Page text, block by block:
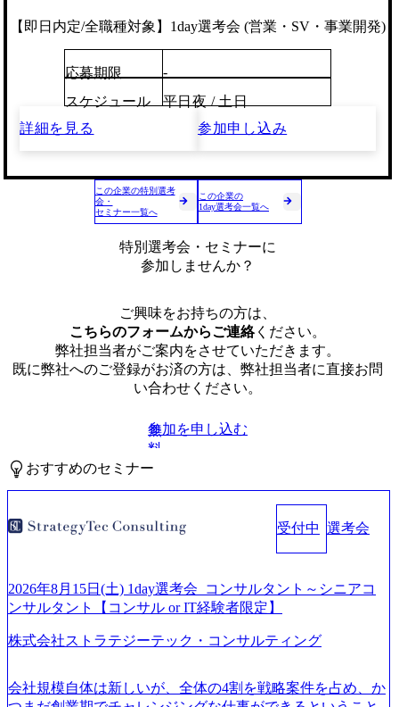
【即日内定/全職種対象】1day選考会 (営業・SV・事業開発)
応募期限
-
スケジュール
平日夜 / 土日
詳細を見る
参加申し込み
この企業の特別選考
会・
セミナー一覧へ
この企業の
1day選考会一覧へ
特別選考会・セミナーに
参加しませんか？
ご興味をお持ちの方は、
こちらのフォームからご連絡ください。
弊社担当者がご案内をさせていただきます。
既に弊社へのご登録がお済の方は、弊社担当者に直接お問
い合わせください。
無
料
参加を申し込む
おすすめのセミナー
受付中 選考会
2026年8月15日(土) 1day選考会_コンサルタント～シニアコ
ンサルタント【コンサル or IT経験者限定】
株式会社ストラテジーテック・コンサルティング
会社規模自体は新しいが、全体の4割を戦略案件を占め、か